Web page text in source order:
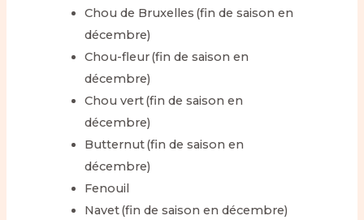
Chou de Bruxelles (fin de saison en
décembre)
Chou-fleur (fin de saison en
décembre)
Chou vert (fin de saison en
décembre)
Butternut (fin de saison en
décembre)
Fenouil
Navet (fin de saison en décembre)